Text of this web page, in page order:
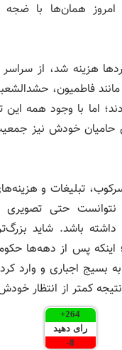
امروز همان‌ها با
هزینه شد، از سراسر
فاطمیون،
اما با وجود همه
حامیان خودش نیز
تبلیغات و
نتوانست حتی
داشته باشد. شاید
اینکه پس از دهه‌ها
به بسیج اجباری و وارد
کمتر از انتظار
264
+
رای دهید
8
-